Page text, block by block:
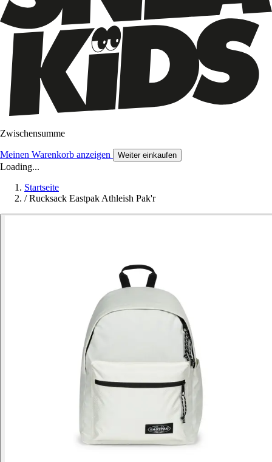
Zwischensumme
Meinen Warenkorb anzeigen Weiter einkaufen
Loading...
Startseite
/ Rucksack Eastpak Athleish Pak'r